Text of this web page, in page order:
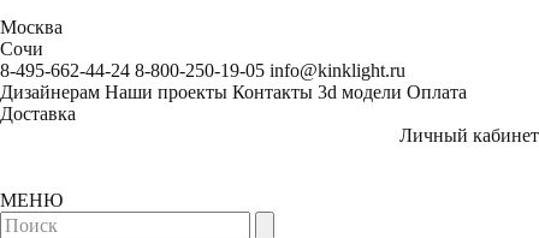
Москва
Сочи
8-495-662-44-24 8-800-250-19-05 info@kinklight.ru
Дизайнерам Наши проекты Контакты 3d модели Оплата
Доставка
Личный кабинет
МЕНЮ